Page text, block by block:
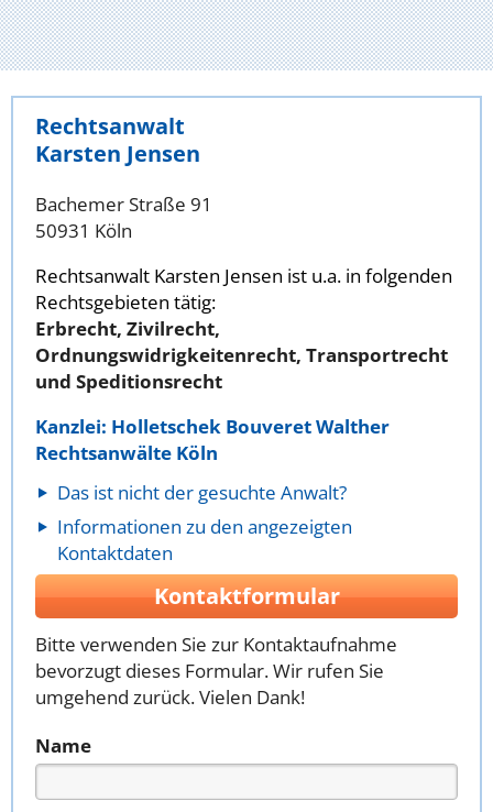
Rechtsanwalt
Karsten Jensen
Bachemer Straße 91
50931 Köln
Rechtsanwalt Karsten Jensen ist u.a. in folgenden
Rechtsgebieten tätig:
Erbrecht, Zivilrecht,
Ordnungswidrigkeitenrecht, Transportrecht
und Speditionsrecht
Kanzlei: Holletschek Bouveret Walther
Rechtsanwälte Köln
Das ist nicht der gesuchte Anwalt?
Informationen zu den angezeigten
Kontaktdaten
Kontaktformular
Bitte verwenden Sie zur Kontaktaufnahme
bevorzugt dieses Formular. Wir rufen Sie
umgehend zurück. Vielen Dank!
Name